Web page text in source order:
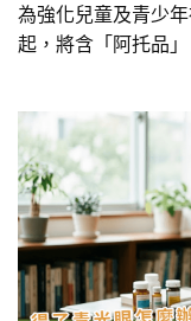
為強化兒童及青少
起，將含「阿托品